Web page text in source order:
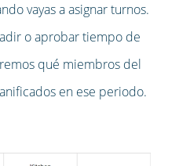
vayas a asignar turnos.
o aprobar tiempo de
qué miembros del
en ese periodo.